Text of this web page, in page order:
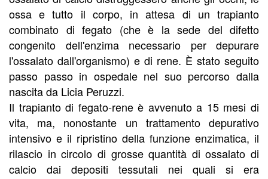
ossa e tutto il corpo, in attesa di un trapianto
combinato di fegato (che è la sede del difetto
congenito dell'enzima necessario per depurare
l'ossalato dall'organismo) e di rene. È stato seguito
passo passo in ospedale nel suo percorso dalla
nascita da Licia Peruzzi.
Il trapianto di fegato-rene è avvenuto a 15 mesi di
vita, ma, nonostante un trattamento depurativo
intensivo e il ripristino della funzione enzimatica, il
rilascio in circolo di grosse quantità di ossalato di
calcio dai depositi tessutali nei quali si era